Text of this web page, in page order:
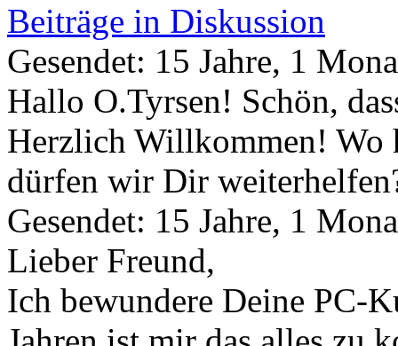
Beiträge in Diskussion
Gesendet: 15 Jahre, 1
Hallo O.Tyrsen! Schön,
Herzlich Willkommen! Wo
dürfen wir Dir
Gesendet: 15 Jahre, 1
Lieber Freund,
Ich bewundere Deine PC-